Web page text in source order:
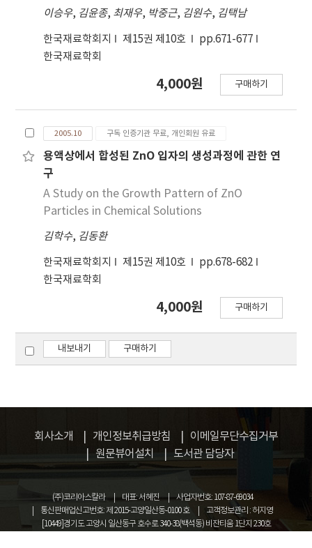
이승우, 김윤종, 최재우, 박중근, 김원수, 김택남
한국재료학회지 제15권 제10호
pp.671-677
한국재료학회
4,000원 구매하기
2005.10 구독 인증기관 무료, 개인회원 유료
용액상에서 합성된 ZnO 입자의 생성과정에 관한 연
구
A Study on the Growth Pattern of ZnO
Particles in Chemical Solutions
김학수, 김동환
한국재료학회지 제15권 제10호
pp.678-682
한국재료학회
4,000원 구매하기
내보내기 구매하기
회사소개 개인정보취급방침
이메일무단수집거부
원문뷰어설치
도서관 담당자
(주)코리아스칼라 대표: 서혜진
사업자번호: 107-87-69034
통신판매업신고번호: 제 2015-고양일산동-0100 호
고객정보관리 : 허지영
[10449]경기도 고양시 일산동구 호수로 340-38(백석동) 비잔티움 1단지 230호